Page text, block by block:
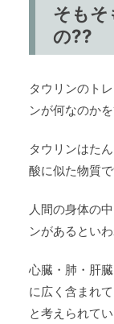
そもそ
の??
タウリンのト
ンが何なのか
タウリンはた
酸に似た物質で
人間の身体の
ンがあるといわ
心臓・肺・肝
に広く含まれ
と考えられてい